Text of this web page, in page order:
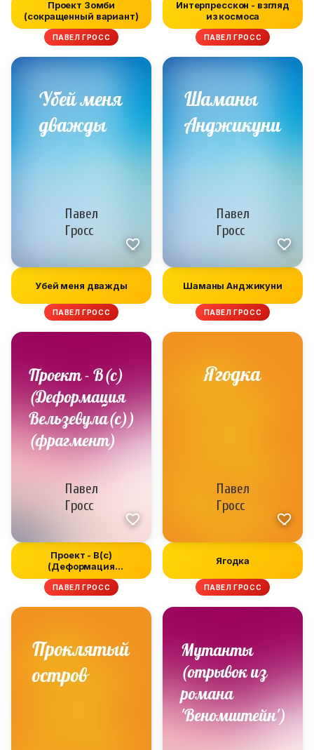
Проект Зомби
(сокращенный вариант)
ПАВЕЛ ГРОСС
Интерпресскон - взгляд
из космоса
ПАВЕЛ ГРОСС
Убей меня дважды
ПАВЕЛ ГРОСС
Шаманы Анджикуни
ПАВЕЛ ГРОСС
Проект - В(c)
(Деформация
Вельзевула(c))
(фрагмент...
ПАВЕЛ ГРОСС
Ягодка
ПАВЕЛ ГРОСС